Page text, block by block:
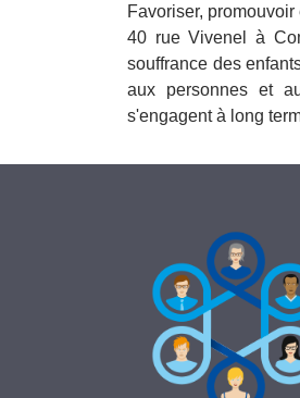
Favoriser,
40 rue Vivenel à
souffrance des
aux personnes et
s'engagent à long